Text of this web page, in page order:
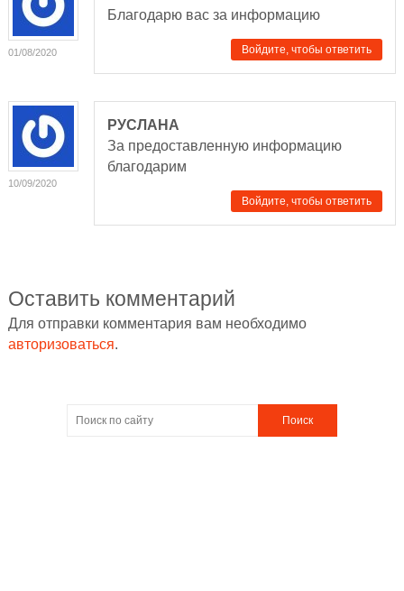
01/08/2020
Благодарю вас за информацию
Войдите, чтобы ответить
10/09/2020
РУСЛАНА
За предоставленную информацию
благодарим
Войдите, чтобы ответить
Оставить комментарий
Для отправки комментария вам необходимо
авторизоваться.